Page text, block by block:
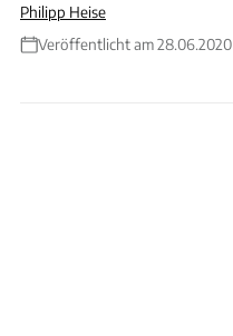
Philipp Heise
Veröffentlicht am 28.06.2020